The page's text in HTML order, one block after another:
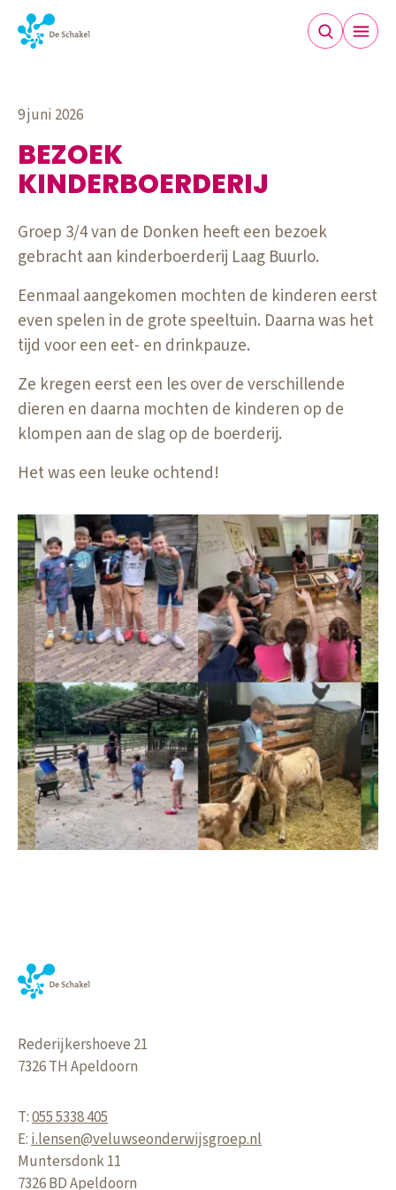
9 juni 2026
BEZOEK
KINDERBOERDERIJ
Groep 3/4 van de Donken heeft een bezoek
gebracht aan kinderboerderij Laag Buurlo.
Eenmaal aangekomen mochten de kinderen eerst
even spelen in de grote speeltuin. Daarna was het
tijd voor een eet- en drinkpauze.
Ze kregen eerst een les over de verschillende
dieren en daarna mochten de kinderen op de
klompen aan de slag op de boerderij.
Het was een leuke ochtend!
Rederijkershoeve 21
7326 TH Apeldoorn
T:055 5338 405
E:i.lensen@veluwseonderwijsgroep.nl
Muntersdonk 11
7326 BDApeldoorn